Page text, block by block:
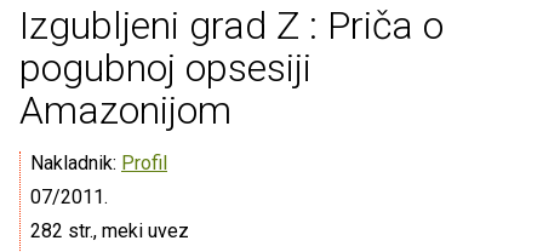
Izgubljeni grad Z : Priča o
pogubnoj opsesiji
Amazonijom
Nakladnik: Profil
07/2011.
282 str., meki uvez